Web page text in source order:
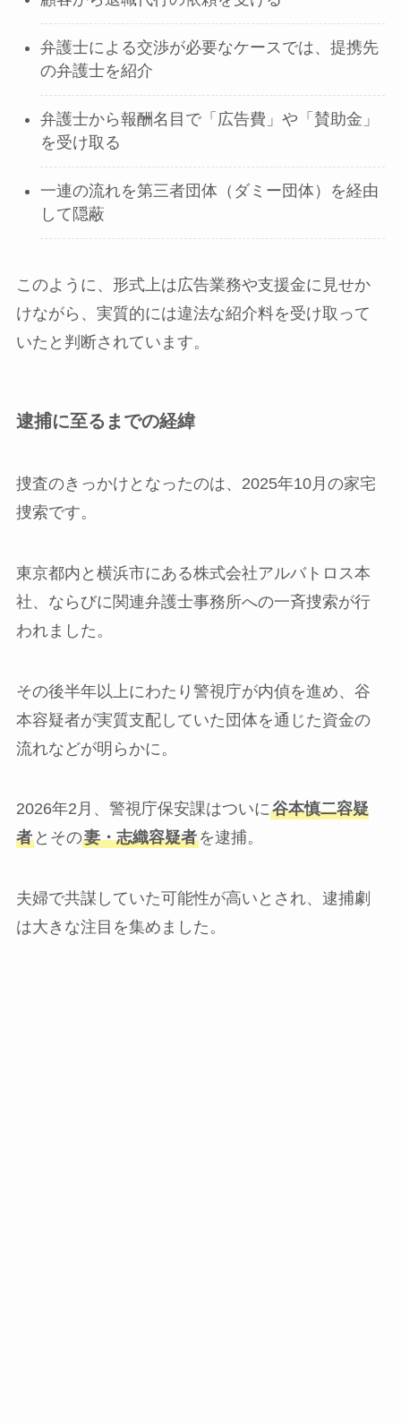
弁護士による交渉が必要なケースでは、提携先
の弁護士を紹介
弁護士から報酬名目で「広告費」や「賛助金」
を受け取る
一連の流れを第三者団体（ダミー団体）を経由
して隠蔽
このように、形式上は広告業務や支援金に見せか
けながら、実質的には違法な紹介料を受け取って
いたと判断されています。
逮捕に至るまでの経緯
捜査のきっかけとなったのは、2025年10月の家宅
捜索です。
東京都内と横浜市にある株式会社アルバトロス本
社、ならびに関連弁護士事務所への一斉捜索が行
われました。
その後半年以上にわたり警視庁が内偵を進め、谷
本容疑者が実質支配していた団体を通じた資金の
流れなどが明らかに。
2026年2月、警視庁保安課はついに谷本慎二容疑
者とその妻・志織容疑者を逮捕。
夫婦で共謀していた可能性が高いとされ、逮捕劇
は大きな注目を集めました。